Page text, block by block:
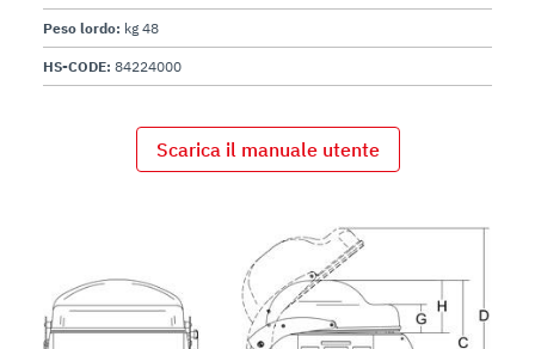
Peso lordo: kg 48
HS-CODE: 84224000
Scarica il manuale utente